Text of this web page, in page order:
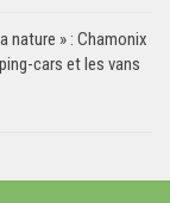
nature » : Chamonix
cars et les vans